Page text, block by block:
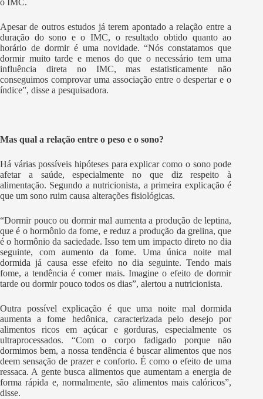
o IMC.
Apesar de outros estudos já terem apontado a relação entre a
duração do sono e o IMC, o resultado obtido quanto ao
horário de dormir é uma novidade. “Nós constatamos que
dormir muito tarde e menos do que o necessário tem uma
influência direta no IMC, mas estatisticamente não
conseguimos comprovar uma associação entre o despertar e o
índice”, disse a pesquisadora.
Mas qual a relação entre o peso e o sono?
Há várias possíveis hipóteses para explicar como o sono pode
afetar a saúde, especialmente no que diz respeito à
alimentação. Segundo a nutricionista, a primeira explicação é
que um sono ruim causa alterações fisiológicas.
“Dormir pouco ou dormir mal aumenta a produção de leptina,
que é o hormônio da fome, e reduz a produção da grelina, que
é o hormônio da saciedade. Isso tem um impacto direto no dia
seguinte, com aumento da fome. Uma única noite mal
dormida já causa esse efeito no dia seguinte. Tendo mais
fome, a tendência é comer mais. Imagine o efeito de dormir
tarde ou dormir pouco todos os dias”, alertou a nutricionista.
Outra possível explicação é que uma noite mal dormida
aumenta a fome hedônica, caracterizada pelo desejo por
alimentos ricos em açúcar e gorduras, especialmente os
ultraprocessados. “Com o corpo fadigado porque não
dormimos bem, a nossa tendência é buscar alimentos que nos
deem sensação de prazer e conforto. É como o efeito de uma
ressaca. A gente busca alimentos que aumentam a energia de
forma rápida e, normalmente, são alimentos mais calóricos”,
disse.